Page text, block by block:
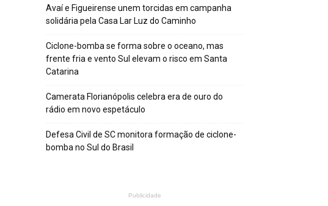
Avaí e Figueirense unem torcidas em campanha
solidária pela Casa Lar Luz do Caminho
Ciclone-bomba se forma sobre o oceano, mas
frente fria e vento Sul elevam o risco em Santa
Catarina
Camerata Florianópolis celebra era de ouro do
rádio em novo espetáculo
Defesa Civil de SC monitora formação de ciclone-
bomba no Sul do Brasil
Publicidade